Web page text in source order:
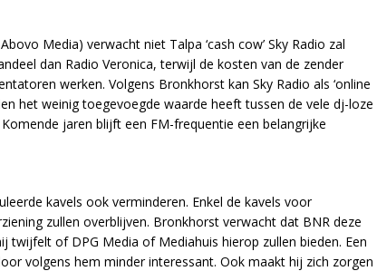
Media) verwacht niet Talpa ‘cash cow’ Sky Radio zal
dan Radio Veronica, terwijl de kosten van de zender
werken. Volgens Bronkhorst kan Sky Radio als ‘online
het weinig toegevoegde waarde heeft tussen de vele dj-loze
jaren blijft een FM-frequentie een belangrijke
kavels ook verminderen. Enkel de kavels voor
zullen overblijven. Bronkhorst verwacht dat BNR deze
twijfelt of DPG Media of Mediahuis hierop zullen bieden. Een
volgens hem minder interessant. Ook maakt hij zich zorgen